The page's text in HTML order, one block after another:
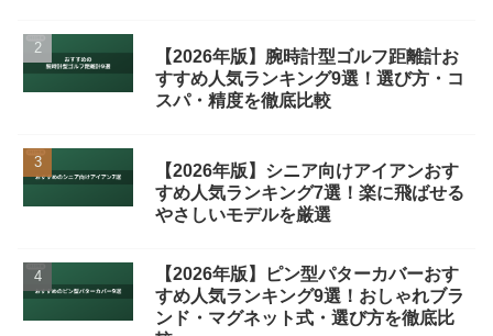
【2026年版】腕時計型ゴルフ距離計お
すすめ人気ランキング9選！選び方・コ
スパ・精度を徹底比較
【2026年版】シニア向けアイアンおす
すめ人気ランキング7選！楽に飛ばせる
やさしいモデルを厳選
【2026年版】ピン型パターカバーおす
すめ人気ランキング9選！おしゃれブラ
ンド・マグネット式・選び方を徹底比